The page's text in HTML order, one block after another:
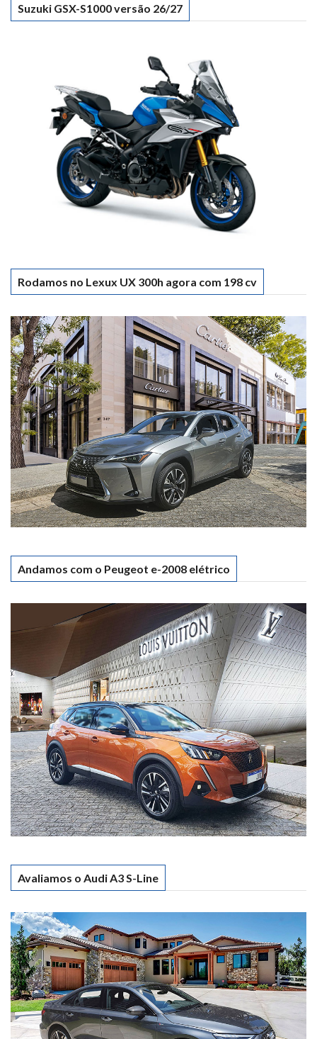
Suzuki GSX-S1000 versão 26/27
Rodamos no Lexux UX 300h agora com 198 cv
Andamos com o Peugeot e-2008 elétrico
Avaliamos o Audi A3 S-Line